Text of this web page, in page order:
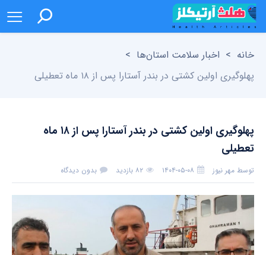
خانه > اخبار سلامت استان‌ها >
پهلوگیری اولین کشتی در بندر آستارا پس از ۱۸ ماه تعطیلی
پهلوگیری اولین کشتی در بندر آستارا پس از ۱۸ ماه
تعطیلی
توسط مهر نیوز ۱۴۰۴-۰۵-۰۸ ۸۲ بازدید بدون دیدگاه